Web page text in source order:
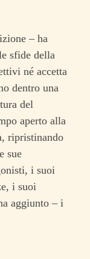
– ha
sfide della
né accetta
dentro una
del
aperto alla
ripristinando
sue
i suoi
i suoi
aggiunto – i